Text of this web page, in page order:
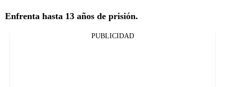
Enfrenta hasta 13 años de prisión.
PUBLICIDAD